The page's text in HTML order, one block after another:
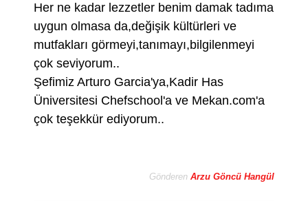
Her ne kadar lezzetler benim damak tadıma
uygun olmasa da,değişik kültürleri ve
mutfakları görmeyi,tanımayı,bilgilenmeyi
çok seviyorum..
Şefimiz Arturo Garcia'ya,Kadir Has
Üniversitesi Chefschool'a ve Mekan.com'a
çok teşekkür ediyorum..
Gönderen Arzu Göncü Hangül